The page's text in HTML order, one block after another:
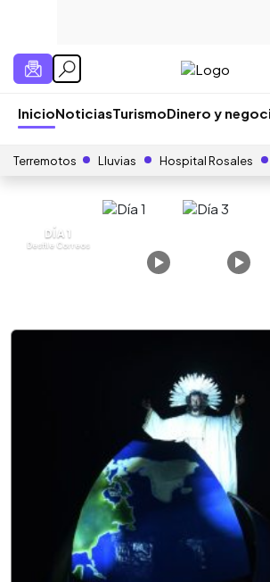
InicioNoticiasTurismoDinero y
Terremotos Lluvias Hospital Rosales
DÍA 1
Desfile Correos